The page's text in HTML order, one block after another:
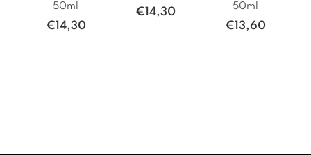
50ml
€14,30
€14,30
50ml
€13,60